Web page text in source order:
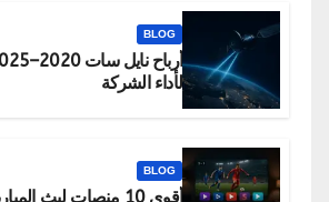
BLOG
لأداء الشركة
BLOG